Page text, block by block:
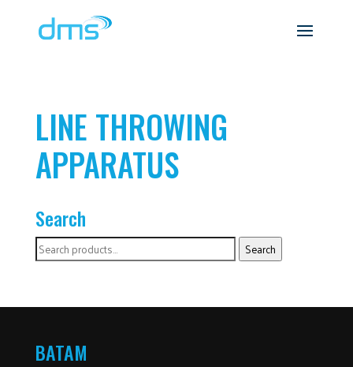
LINE THROWING
APPARATUS
Search
Search
for:
Search
BATAM